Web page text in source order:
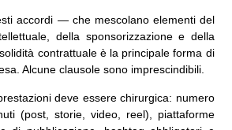
accordi — che mescolano elementi del
della sponsorizzazione e della
contrattuale è la principale forma di
Alcune clausole sono imprescindibili.
deve essere chirurgica: numero
(post, storie, video, reel), piattaforme